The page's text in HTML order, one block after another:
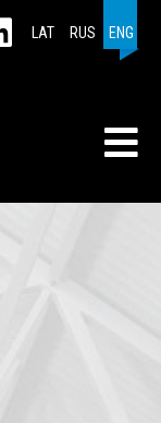
LAT RUS ENG